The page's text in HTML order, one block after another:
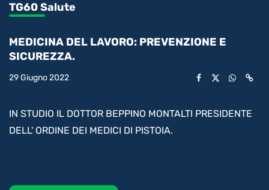
TG60 Salute
MEDICINA DEL LAVORO: PREVENZIONE E
SICUREZZA.
29 Giugno 2022
IN STUDIO IL DOTTOR BEPPINO MONTALTI PRESIDENTE
DELL' ORDINE DEI MEDICI DI PISTOIA.